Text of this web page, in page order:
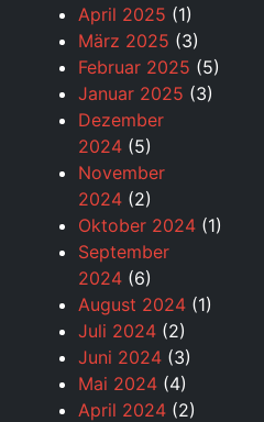
April 2025 (1)
März 2025 (3)
Februar 2025 (5)
Januar 2025 (3)
Dezember
2024 (5)
November
2024 (2)
Oktober 2024 (1)
September
2024 (6)
August 2024 (1)
Juli 2024 (2)
Juni 2024 (3)
Mai 2024 (4)
April 2024 (2)